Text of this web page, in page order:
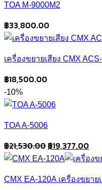
TOA M-9000M2
฿33,800.00
เครื่องขยายเสียง CMX
฿18,500.00
-10%
TOA A-5006
฿21,530.00 Original
price
฿21,530.00.
฿19,377.00
฿
CMX EA-120A เครื่องขยาย